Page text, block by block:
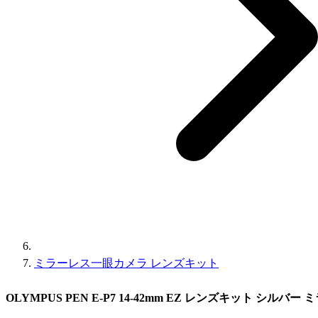
ミラーレス一眼カメラ レンズキット
OLYMPUS PEN E-P7 14-42mm EZ レンズキット シルバー